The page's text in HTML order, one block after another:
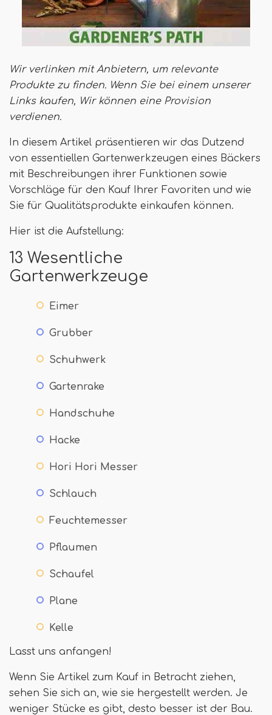
Wir verlinken mit Anbietern, um relevante
Produkte zu finden. Wenn Sie bei einem unserer
Links kaufen, Wir können eine Provision
verdienen.
In diesem Artikel präsentieren wir das Dutzend
von essentiellen Gartenwerkzeugen eines Bäckers
mit Beschreibungen ihrer Funktionen sowie
Vorschläge für den Kauf Ihrer Favoriten und wie
Sie für Qualitätsprodukte einkaufen können.
Hier ist die Aufstellung:
13 Wesentliche
Gartenwerkzeuge
Eimer
Grubber
Schuhwerk
Gartenrake
Handschuhe
Hacke
Hori Hori Messer
Schlauch
Feuchtemesser
Pflaumen
Schaufel
Plane
Kelle
Lasst uns anfangen!
Wenn Sie Artikel zum Kauf in Betracht ziehen,
sehen Sie sich an, wie sie hergestellt werden. Je
weniger Stücke es gibt, desto besser ist der Bau.